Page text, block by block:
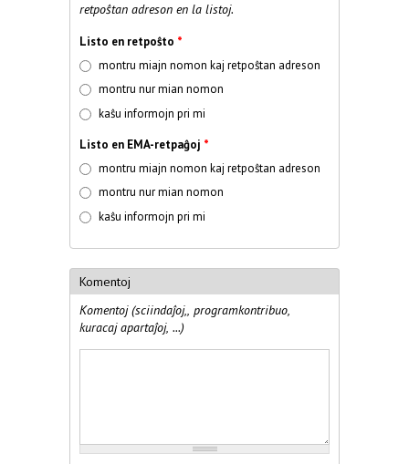
retpoŝtan adreson en la listoj.
Listo en retpoŝto *
montru miajn nomon kaj retpoŝtan adreson
montru nur mian nomon
kaŝu informojn pri mi
Listo en EMA-retpaĝoj *
montru miajn nomon kaj retpoŝtan adreson
montru nur mian nomon
kaŝu informojn pri mi
Komentoj
Komentoj (sciindaĵoj,, programkontribuo,
kuracaj apartaĵoj, ...)